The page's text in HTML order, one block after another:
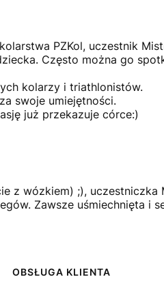
PZKol, uczestnik
Często można go
kolarzy i triathlonistów.
swoje umiejętności.
już przekazuje córce:)
z wózkiem) ;), uczestniczka
Zawsze uśmiechnięta i
OBSŁUGA KLIENTA